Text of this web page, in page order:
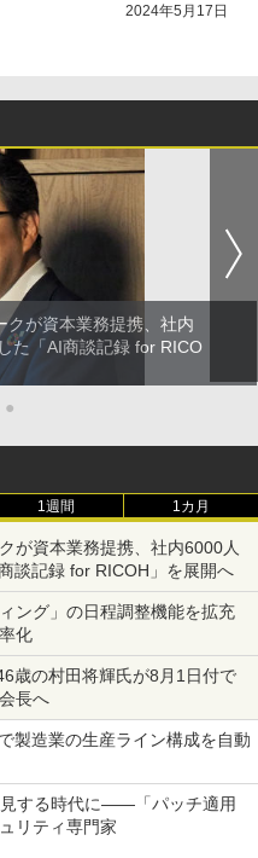
2024年5月17日
クが資本業務提携、社内
た「AI商談記録 for RICO
●
1週間 1カ月
が資本業務提携、社内6000人
談記録 for RICOH」を展開へ
ング」の日程調整機能を拡充
化
の村田将輝氏が8月1日付で
長へ
製造業の生産ライン構成を自動
する時代に――「パッチ適用
リティ専門家